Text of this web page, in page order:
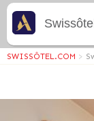
SWISSÔTEL.COM >